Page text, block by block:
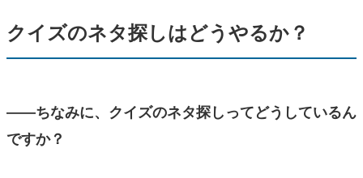
クイズのネタ探しはどうやるか？
――ちなみに、クイズのネタ探しってどうしているん
ですか？